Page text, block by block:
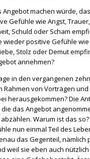
Angebot machen würde,
Gefühle wie Angst,
Schuld oder Scham
wieder positive Gefühle
Stolz oder Demut
annehmen?
in den vergangenen
Rahmen von Vorträgen
herausgekommen? Die
das Angebot
Warum ist das
nun einmal Teil des
das Gegenteil, nämlich
weil sie eben auch